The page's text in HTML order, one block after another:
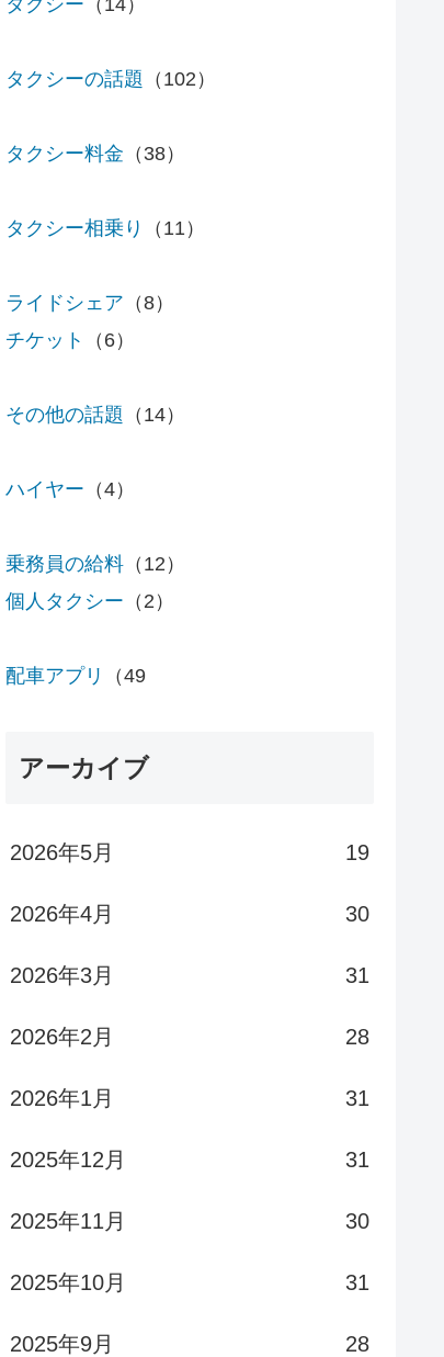
タクシーの話題 （102）
タクシー料金 （38）
タクシー相乗り （11）
ライドシェア （8）
チケット
（6）
その他の話題 （14）
ハイヤー （4）
乗務員の給料 （12）
個人タクシー （2）
配車アプリ （49
アーカイブ
2026年5月 19
2026年4月 30
2026年3月 31
2026年2月 28
2026年1月 31
2025年12月 31
2025年11月 30
2025年10月 31
2025年9月 28